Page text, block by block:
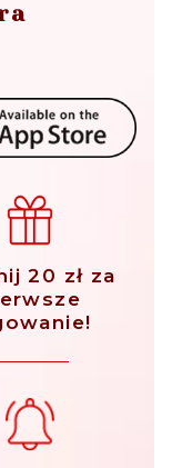
20 zł za